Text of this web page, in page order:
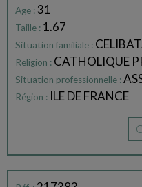
Age :31
Taille : 1.67
Situation familiale :
Religion : CATHOLIQUE
Situation professionnelle :
Région : ILE DE FRANCE